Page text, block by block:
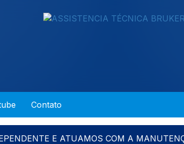
Contato
E ATUAMOS COM A